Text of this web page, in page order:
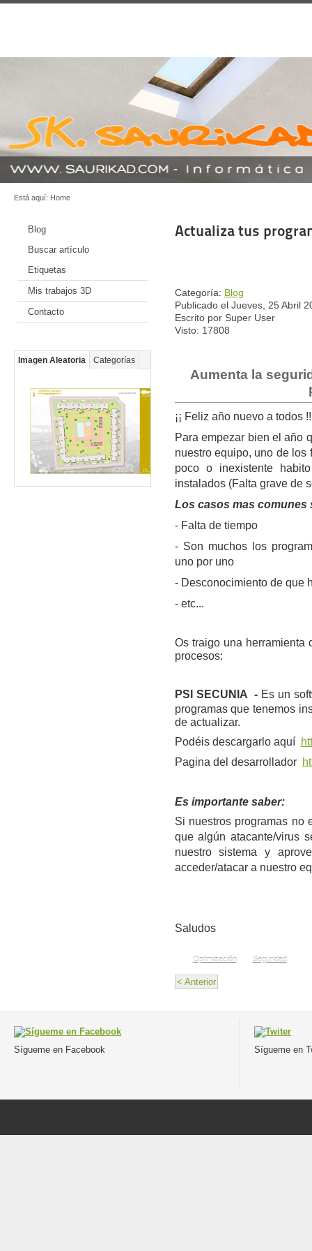
Está aquí: Home
Blog
Buscar artículo
Etiquetas
Mis trabajos 3D
Contacto
Imagen Aleatoria Categorías
Actualiza tus
Categoría: Blog
Publicado el Jueves, 25 Abril
Escrito por Super User
Visto: 17808
Aumenta la
¡¡ Feliz año nuevo a todos
Para empezar bien el año
nuestro equipo, uno de
poco o inexistente
instalados (Falta grave de
Los casos mas comunes
- Falta de tiempo
- Son muchos los
uno por uno
- Desconocimiento de que
- etc...
Os traigo una herramienta
procesos:
PSI SECUNIA - Es un
programas que tenemos
de actualizar.
Podéis descargarlo aquí
Pagina del desarrollador
Es importante saber:
Si nuestros programas no
que algún atacante/virus
nuestro sistema y
acceder/atacar a nuestro
Saludos
Optimización Seguridad
< Anterior
Sígueme en Facebook Sígueme en